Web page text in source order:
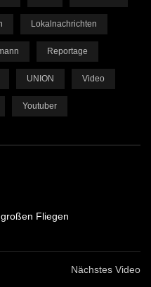
Lokalnachrichten
Reportage
UNION Video
Youtuber
Fliegen
Nächstes Video